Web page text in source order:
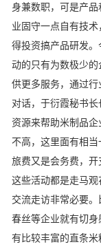
身兼数职，可是产
业固守一点自有技
得投资搞产品研发
动的只有为数极少
供更多服务，通过
对话，于衍霞秘书
资源来帮助米制品
不高，这里面有相
旅费又是会务费，
这些活动都是走马
交流走访非常必要。
春丝等企业就有切
有比较丰富的直条